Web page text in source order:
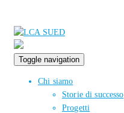
Toggle navigation
Chi siamo
Storie di successo
Progetti